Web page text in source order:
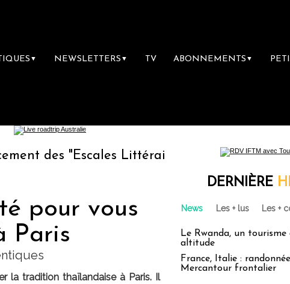
▼ NEWSLETTERS ▼ TV ABONNEMENTS ▼
"Escales Littéraires", la première librairie du
pour vous
Paris
la tradition thaïlandaise à Paris. Il
DERNIÈRE
News Les + lus Les +
Le Rwanda, un
altitude
France, Italie :
Mercantour frontalier